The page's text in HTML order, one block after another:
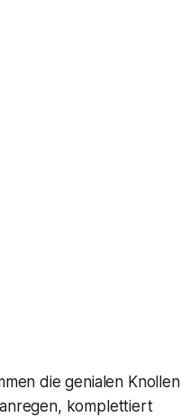
die genialen Knollen
komplettiert